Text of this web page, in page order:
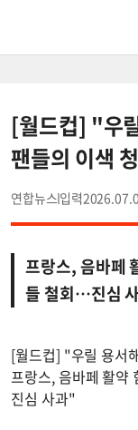
[월드컵] "우
팬들의 이색
연합뉴스
프랑스, 음바페
들 철회…진심
[월드컵] "우릴 용서
프랑스, 음바페 활
진심 사과"